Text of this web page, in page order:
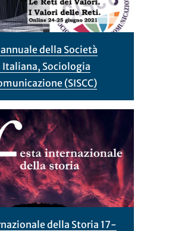
della Società
Sociologia
(SISCC)
della Storia 17-